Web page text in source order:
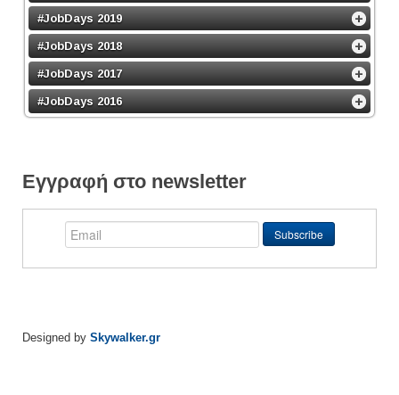
#JobDays 2019
#JobDays 2018
#JobDays 2017
#JobDays 2016
Εγγραφή στο newsletter
Designed by Skywalker.gr